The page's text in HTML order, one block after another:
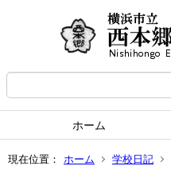
ホーム
現在位置： ホーム 学校日記